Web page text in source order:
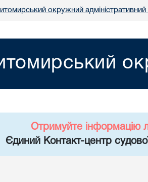
окружний адміністративний
Отримуйте інформацію
Єдиний Контакт-центр